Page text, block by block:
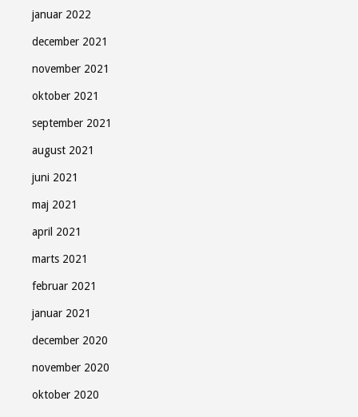
januar 2022
december 2021
november 2021
oktober 2021
september 2021
august 2021
juni 2021
maj 2021
april 2021
marts 2021
februar 2021
januar 2021
december 2020
november 2020
oktober 2020